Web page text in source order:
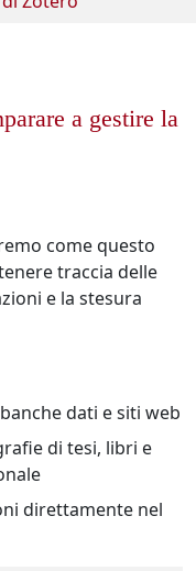
a gestire la
come questo
traccia delle
e la stesura
dati e siti web
di tesi, libri e
direttamente nel